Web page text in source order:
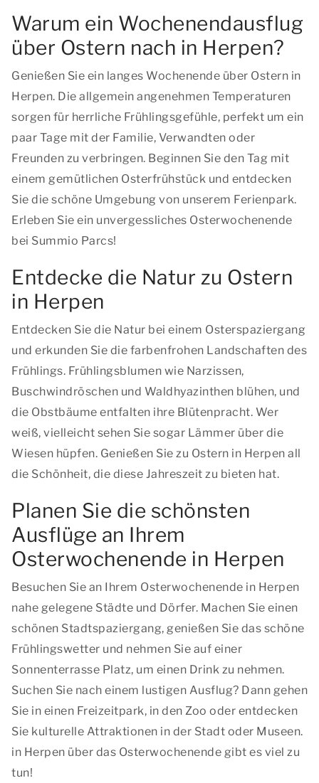
Warum ein Wochenendausflug
über Ostern nach in Herpen?
Genießen Sie ein langes Wochenende über Ostern in
Herpen. Die allgemein angenehmen Temperaturen
sorgen für herrliche Frühlingsgefühle, perfekt um ein
paar Tage mit der Familie, Verwandten oder
Freunden zu verbringen. Beginnen Sie den Tag mit
einem gemütlichen Osterfrühstück und entdecken
Sie die schöne Umgebung von unserem Ferienpark.
Erleben Sie ein unvergessliches Osterwochenende
bei Summio Parcs!
Entdecke die Natur zu Ostern
in Herpen
Entdecken Sie die Natur bei einem Osterspaziergang
und erkunden Sie die farbenfrohen Landschaften des
Frühlings. Frühlingsblumen wie Narzissen,
Buschwindröschen und Waldhyazinthen blühen, und
die Obstbäume entfalten ihre Blütenpracht. Wer
weiß, vielleicht sehen Sie sogar Lämmer über die
Wiesen hüpfen. Genießen Sie zu Ostern in Herpen all
die Schönheit, die diese Jahreszeit zu bieten hat.
Planen Sie die schönsten
Ausflüge an Ihrem
Osterwochenende in Herpen
Besuchen Sie an Ihrem Osterwochenende in Herpen
nahe gelegene Städte und Dörfer. Machen Sie einen
schönen Stadtspaziergang, genießen Sie das schöne
Frühlingswetter und nehmen Sie auf einer
Sonnenterrasse Platz, um einen Drink zu nehmen.
Suchen Sie nach einem lustigen Ausflug? Dann gehen
Sie in einen Freizeitpark, in den Zoo oder entdecken
Sie kulturelle Attraktionen in der Stadt oder Museen.
in Herpen über das Osterwochenende gibt es viel zu
tun!